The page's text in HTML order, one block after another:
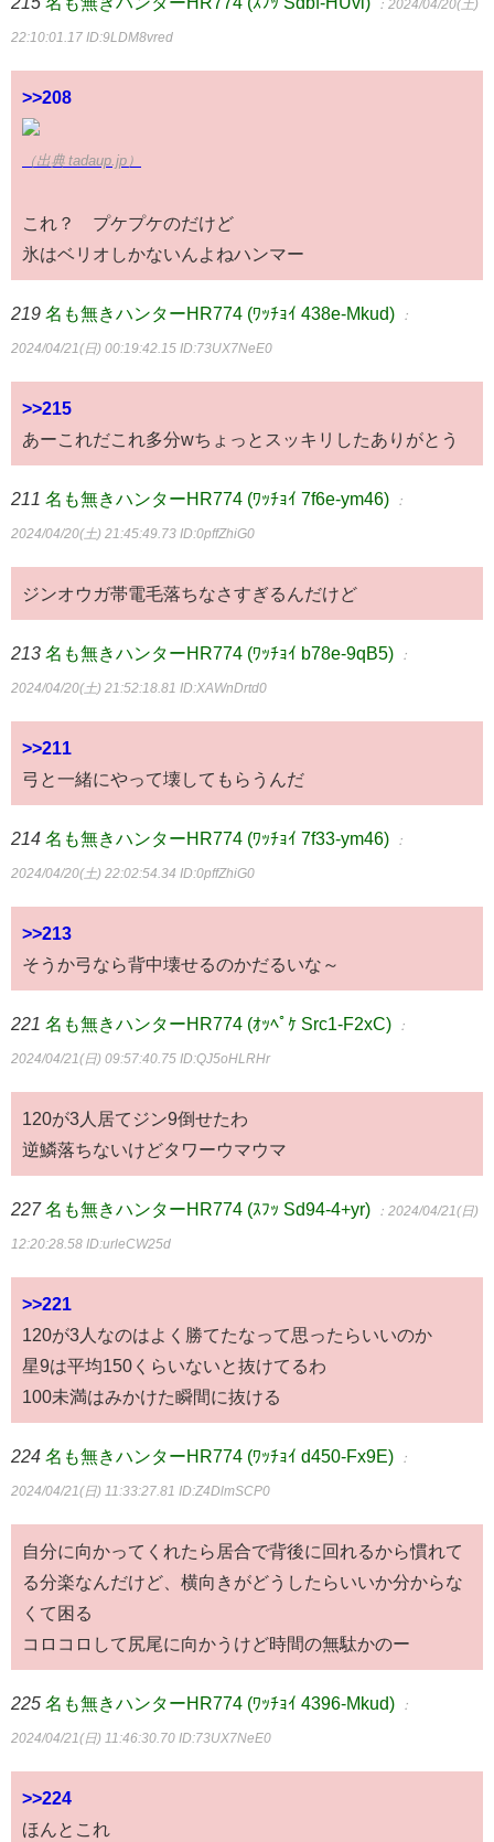
：2024/04/20(土)
22:10:01.17 ID:9LDM8vred
>>208
（出典 tadaup.jp）
これ？ プケプケのだけど
氷はベリオしかないんよねハンマー
219 名も無きハンターHR774 (ﾜｯﾁｮｲ 438e-Mkud) ：
2024/04/21(日) 00:19:42.15 ID:73UX7NeE0
>>215
あーこれだこれ多分wちょっとスッキリしたありがとう
211 名も無きハンターHR774 (ﾜｯﾁｮｲ 7f6e-ym46) ：
2024/04/20(土) 21:45:49.73 ID:0pffZhiG0
ジンオウガ帯電毛落ちなさすぎるんだけど
213 名も無きハンターHR774 (ﾜｯﾁｮｲ b78e-9qB5) ：
2024/04/20(土) 21:52:18.81 ID:XAWnDrtd0
>>211
弓と一緒にやって壊してもらうんだ
214 名も無きハンターHR774 (ﾜｯﾁｮｲ 7f33-ym46) ：
2024/04/20(土) 22:02:54.34 ID:0pffZhiG0
>>213
そうか弓なら背中壊せるのかだるいな～
221 名も無きハンターHR774 (ｵｯﾍﾟｹ Src1-F2xC) ：
2024/04/21(日) 09:57:40.75 ID:QJ5oHLRHr
120が3人居てジン9倒せたわ
逆鱗落ちないけどタワーウマウマ
227 名も無きハンターHR774 (ｽﾌｯ Sd94-4+yr) ：2024/04/21(日)
12:20:28.58 ID:urleCW25d
>>221
120が3人なのはよく勝てたなって思ったらいいのか
星9は平均150くらいないと抜けてるわ
100未満はみかけた瞬間に抜ける
224 名も無きハンターHR774 (ﾜｯﾁｮｲ d450-Fx9E) ：
2024/04/21(日) 11:33:27.81 ID:Z4DlmSCP0
自分に向かってくれたら居合で背後に回れるから慣れて
る分楽なんだけど、横向きがどうしたらいいか分からな
くて困る
コロコロして尻尾に向かうけど時間の無駄かのー
225 名も無きハンターHR774 (ﾜｯﾁｮｲ 4396-Mkud) ：
2024/04/21(日) 11:46:30.70 ID:73UX7NeE0
>>224
ほんとこれ